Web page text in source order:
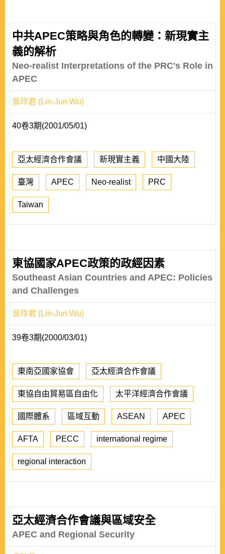
中共APEC策略與角色的轉變：新現實主
義的解析
Neo-realist Interpretations of the PRC's Role in
APEC
吳玲君 (Lin-Jun Wu)
40卷3期(2001/05/01)
亞太經濟合作會議 新現實主義 中國大陸
臺灣 APEC Neo-realist PRC
Taiwan
東協國家APEC政策的政經因素
Southeast Asian Countries and APEC: Policies
and Challenges
吳玲君 (Lin-Jun Wu)
39卷3期(2000/03/01)
東南亞國家協會 亞太經濟合作會議
東協自由貿易區自由化 太平洋經濟合作會議
國際體系 區域互動 ASEAN APEC
AFTA PECC international regime
regional interaction
亞太經濟合作會議與區域安全
APEC and Regional Security